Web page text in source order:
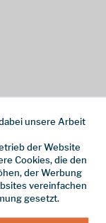
unsere Arbeit
der Website
Cookies, die den
der Werbung
vereinfachen
gesetzt.